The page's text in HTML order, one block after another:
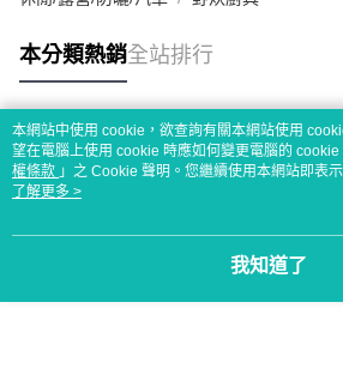
本分類熱銷全站排行
熱門標籤
本網站中使用 cookie，欲查詢有關本網站使用
望在電腦上使用 cookie 時應如何變更電腦的 cookie
權條款 」之 Cookie 聲明。您繼續使用本網站即表
用條款之 Cookie 聲明使用 cookie。
了解更多 >
我知道了